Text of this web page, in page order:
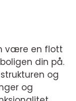
være en flott
din på.
og
og